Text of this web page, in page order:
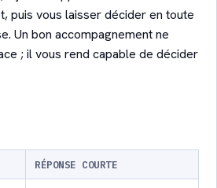
puis vous laisser décider en toute
Un bon accompagnement ne
; il vous rend capable de décider
RÉPONSE COURTE